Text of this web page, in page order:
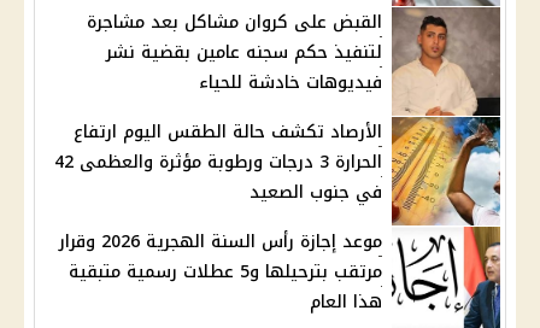
القبض على كروان مشاكل بعد مشاجرة
لتنفيذ حكم سجنه عامين بقضية نشر
فيديوهات خادشة للحياء
الأرصاد تكشف حالة الطقس اليوم ارتفاع
الحرارة 3 درجات ورطوبة مؤثرة والعظمى 42
في جنوب الصعيد
موعد إجازة رأس السنة الهجرية 2026 وقرار
مرتقب بترحيلها و5 عطلات رسمية متبقية
هذا العام